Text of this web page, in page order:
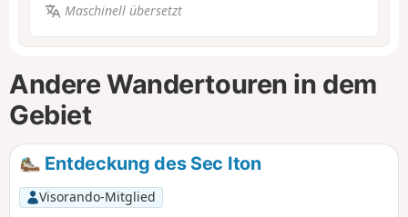
Maschinell übersetzt
Andere Wandertouren in dem
Gebiet
Entdeckung des Sec Iton
Visorando-Mitglied